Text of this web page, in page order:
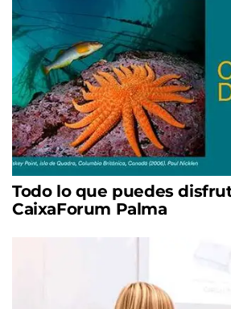
Todo lo que puedes
CaixaForum Palma